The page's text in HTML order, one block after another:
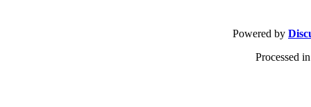
Powered by
Processed